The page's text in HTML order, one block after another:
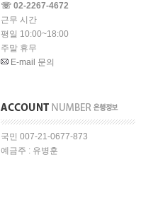
☏ 02-2267-4672
근무 시간
평일 10:00~18:00
주말 휴무
E-mail 문의
국민 007-21-0677-873
예금주 : 유병훈